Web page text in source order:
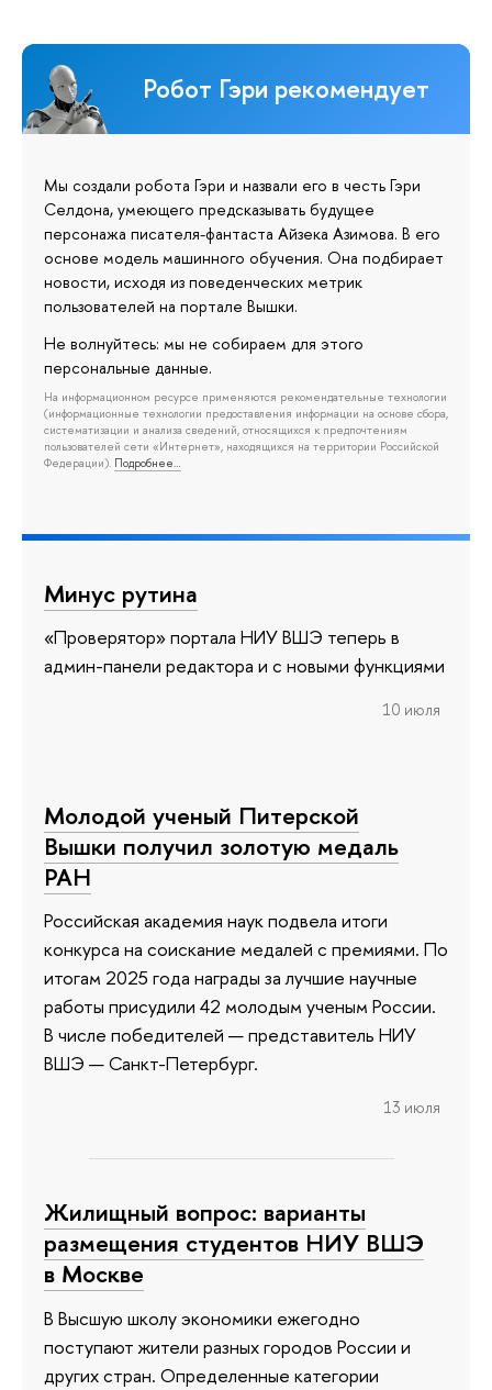
Робот Гэри рекомендует
Мы создали робота Гэри и назвали его в честь Гэри
Селдона, умеющего предсказывать будущее
персонажа писателя-фантаста Айзека Азимова. В его
основе модель машинного обучения. Она подбирает
новости, исходя из поведенческих метрик
пользователей на портале Вышки.
Не волнуйтесь: мы не собираем для этого
персональные данные.
На информационном ресурсе применяются рекомендательные технологии
(информационные технологии предоставления информации на основе сбора,
систематизации и анализа сведений, относящихся к предпочтениям
пользователей сети «Интернет», находящихся на территории Российской
Федерации). Подробнее…
Минус рутина
«Проверятор» портала НИУ ВШЭ теперь в
админ-панели редактора и с новыми функциями
10 июля
Молодой ученый Питерской
Вышки получил золотую медаль
РАН
Российская академия наук подвела итоги
конкурса на соискание медалей с премиями. По
итогам 2025 года награды за лучшие научные
работы присудили 42 молодым ученым России.
В числе победителей — представитель НИУ
ВШЭ — Санкт-Петербург.
13 июля
Жилищный вопрос: варианты
размещения студентов НИУ ВШЭ
в Москве
В Высшую школу экономики ежегодно
поступают жители разных городов России и
других стран. Определенные категории